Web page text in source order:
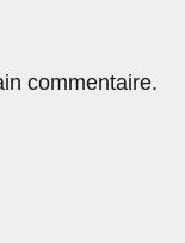
commentaire.